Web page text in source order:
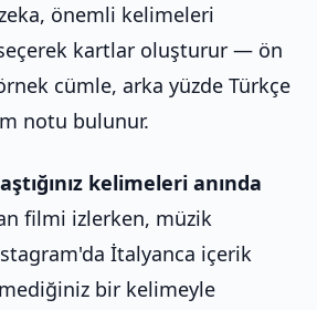
zeka, önemli kelimeleri
kartlar oluşturur — ön
cümle, arka yüzde Türkçe
notu bulunur.
kelimeleri anında
filmi izlerken, müzik
İtalyanca içerik
bir kelimeyle